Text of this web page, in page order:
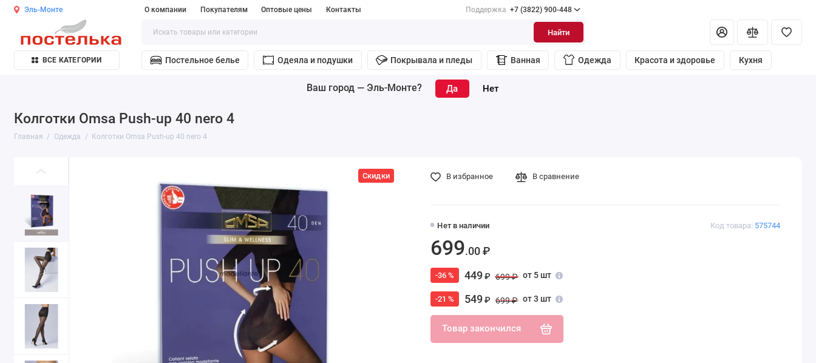
Эль-Монте О компании Покупателям Оптовые цены Контакты Поддержка +7 (3822) 900-448
Найти
ВСЕ КАТЕГОРИИ Постельное белье Одеяла и подушки Покрывала и пледы Ванная Одежда Красота и здоровье Кухня
Ваш город — Эль-Монте?
Колготки Omsa Push-up 40 nero 4
Главная Одежда Колготки Omsa Push-up 40 nero 4
Скидки
Код товара: 575744
Нет в наличии
699.00 ₽
-36 % 449₽ 699 ₽ от 5 шт
-21 % 549₽ 699 ₽ от 3 шт
Товар закончился
В избранное В сравнение